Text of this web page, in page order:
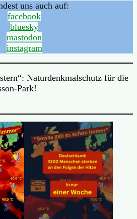
uns auch auf:
facebook
bluesky
mastodon
instagram
Naturdenkmalschutz für die
Park!